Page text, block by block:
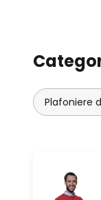
Plafoniere